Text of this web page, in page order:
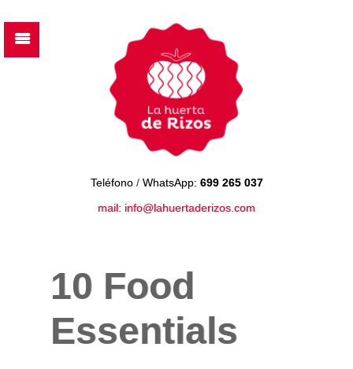
Teléfono / WhatsApp: 699 265 037
mail: info@lahuertaderizos.com
10 Food
Essentials